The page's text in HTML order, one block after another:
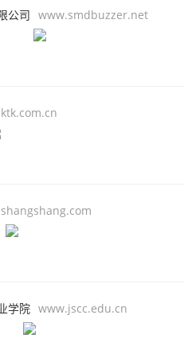
公司 www.smdbuzzer.net
学院 www.jscc.edu.cn